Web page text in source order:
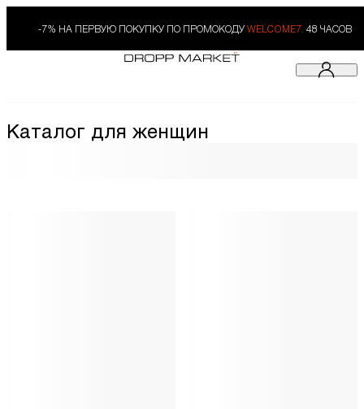
-7% НА ПЕРВУЮ ПОКУПКУ ПО ПРОМОКОДУ WELCOME7. 48 ЧАСОВ
Каталог для женщин